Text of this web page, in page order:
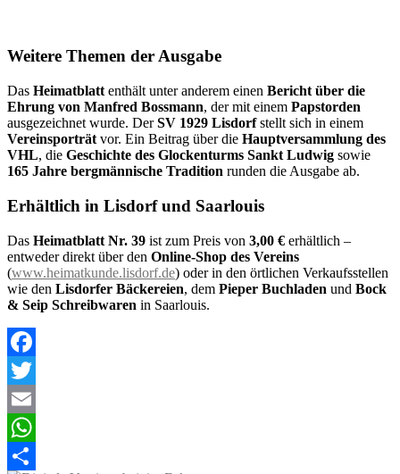
Weitere Themen der Ausgabe
Das Heimatblatt enthält unter anderem einen Bericht über die
Ehrung von Manfred Bossmann, der mit einem Papstorden
ausgezeichnet wurde. DerSV 1929 Lisdorfstellt sich in einem
Vereinsporträt vor. Ein Beitrag über die Hauptversammlung des
VHL, die Geschichte des Glockenturms Sankt Ludwig sowie
165 Jahre bergmännische Tradition runden die Ausgabe ab.
Erhältlich in Lisdorf und Saarlouis
Das Heimatblatt Nr. 39 ist zum Preis von 3,00 € erhältlich –
entweder direkt über den Online-Shop des Vereins
(www.heimatkunde.lisdorf.de) oder in den örtlichen Verkaufsstellen
wie den Lisdorfer Bäckereien, dem Pieper Buchladen und Bock
& Seip Schreibwaren in Saarlouis.
Facebook
Twitter
Email
WhatsApp